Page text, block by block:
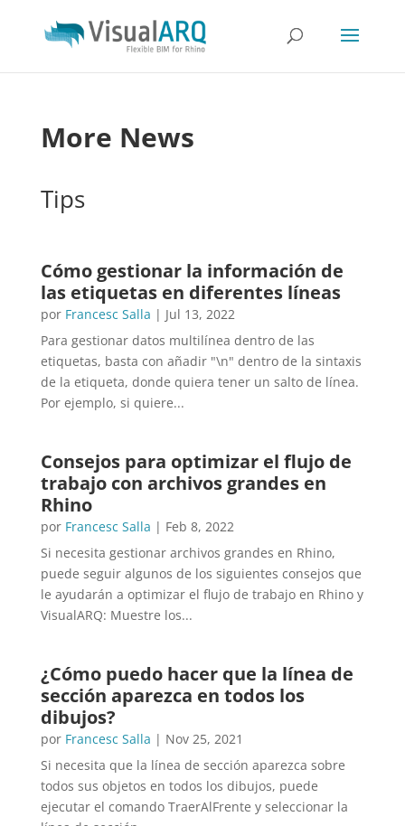
More News
Tips
Cómo gestionar la información de
las etiquetas en diferentes líneas
por Francesc Salla | Jul 13, 2022
Para gestionar datos multilínea dentro de las
etiquetas, basta con añadir "\n" dentro de la sintaxis
de la etiqueta, donde quiera tener un salto de línea.
Por ejemplo, si quiere...
Consejos para optimizar el flujo de
trabajo con archivos grandes en
Rhino
por Francesc Salla | Feb 8, 2022
Si necesita gestionar archivos grandes en Rhino,
puede seguir algunos de los siguientes consejos que
le ayudarán a optimizar el flujo de trabajo en Rhino y
VisualARQ: Muestre los...
¿Cómo puedo hacer que la línea de
sección aparezca en todos los
dibujos?
por Francesc Salla | Nov 25, 2021
Si necesita que la línea de sección aparezca sobre
todos sus objetos en todos los dibujos, puede
ejecutar el comando TraerAlFrente y seleccionar la